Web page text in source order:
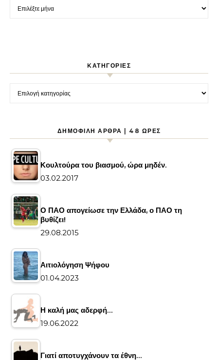
KΑΤΗΓΟΡΊΕΣ
ΔΗΜΟΦΙΛΉ ΆΡΘΡΑ | 48 ΏΡΕΣ
Κουλτούρα του βιασμού, ώρα μηδέν.
03.02.2017
Ο ΠΑΟ απογείωσε την Ελλάδα, ο ΠΑΟ τη
βυθίζει!
29.08.2015
Αιτιολόγηση Ψήφου
01.04.2023
Η καλή μας αδερφή…
19.06.2022
Γιατί αποτυγχάνουν τα έθνη…